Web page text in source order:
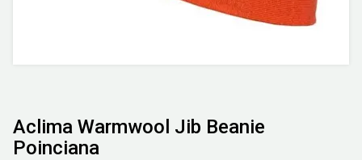
Aclima Warmwool Jib Beanie
Poinciana